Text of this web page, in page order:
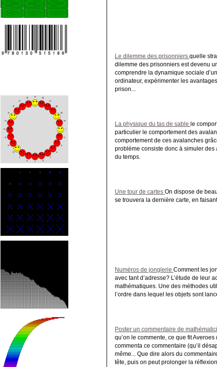
Le dilemme des prisonniers quelle
dilemme des prisonniers est devenu
comprendre la dynamique sociale
ordinateur, expérimenter les
prison...
La physique du tas de sable le
particulier le comportement des
comportement de ces avalanches
problème consiste donc à simuler
du temps.
Une tour de cartes On dispose de
se trouvera la dernière carte, en
Numéros de jonglerie Comment les
avec tant d’adresse? L’étude de leur
mathématiques. Une des méthodes
l’ordre dans lequel les objets sont
Poster un commentaire de
qu’on le commente, ce que fit
commenta ce commentaire (qu’il
même... Que dire alors du
tête, puis on peut prolonger la